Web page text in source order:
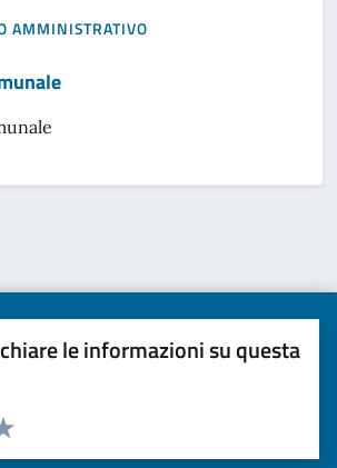
AMMINISTRATIVO
le informazioni su questa
pagina
5 stelle su 5
4 stelle su 5
su 5
su 5
su 5